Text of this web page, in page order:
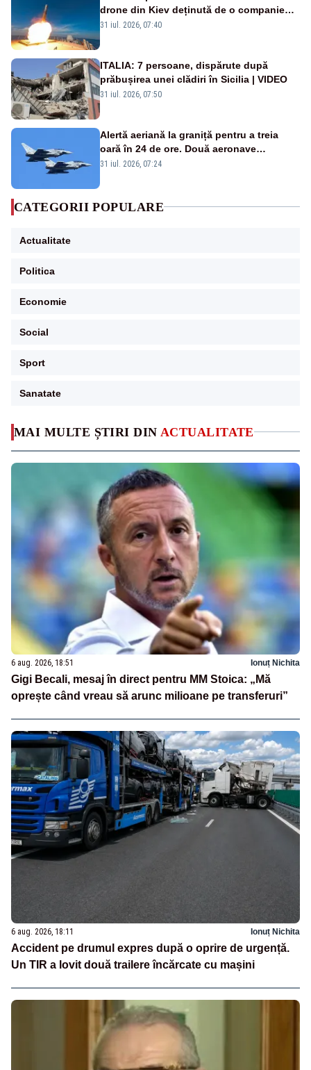
MAI MULTE ȘTIRI DIN ACTUALITATE
6 aug. 2026, 18:51 Ionuț Nichita
Gigi Becali, mesaj în direct pentru MM Stoica: „Mă
oprește când vreau să arunc milioane pe transferuri”
6 aug. 2026, 18:11 Ionuț Nichita
Accident pe drumul expres după o oprire de urgență.
Un TIR a lovit două trailere încărcate cu mașini
drone din Kiev deținută de o companie
americană, distrusă de o rachetă
31 iul. 2026, 07:40
ITALIA: 7 persoane, dispărute după
prăbușirea unei clădiri în Sicilia | VIDEO
31 iul. 2026, 07:50
Alertă aeriană la graniță pentru a treia
oară în 24 de ore. Două aeronave
Eurofighter britanice au fost ridicate de la
31 iul. 2026, 07:24
CATEGORII POPULARE
Actualitate
Politica
Economie
Social
Sport
Sanatate